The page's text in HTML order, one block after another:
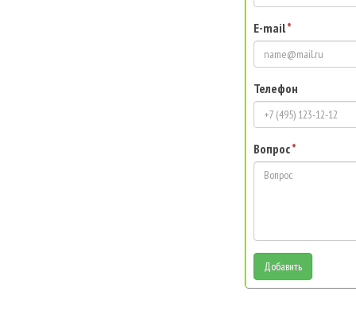
E-mail*
Телефон
Вопрос*